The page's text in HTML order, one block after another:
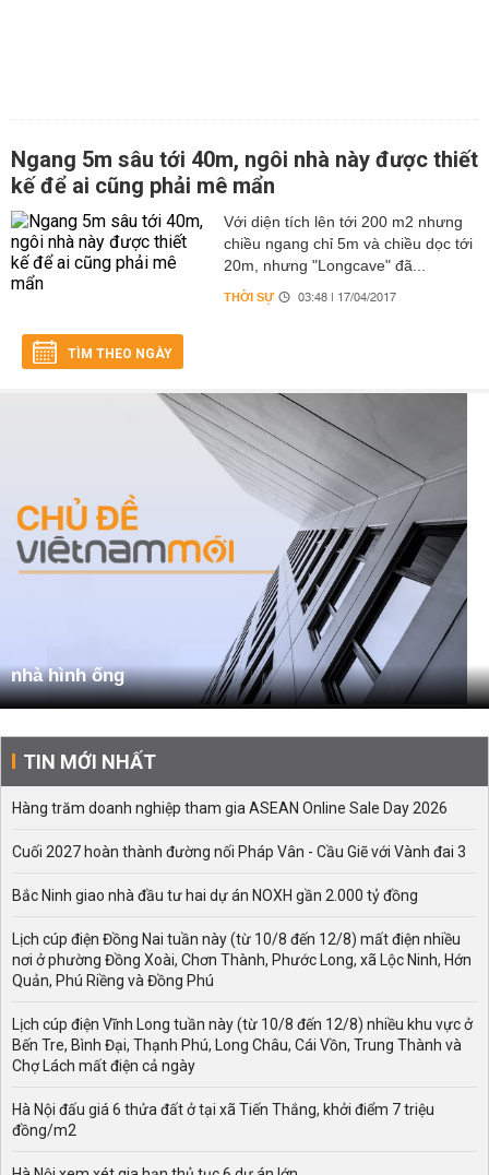
Ngang 5m sâu tới 40m, ngôi nhà này được thiết
kế để ai cũng phải mê mẩn
Với diện tích lên tới 200 m2 nhưng
chiều ngang chỉ 5m và chiều dọc tới
20m, nhưng "Longcave" đã...
THỜI SỰ 03:48 | 17/04/2017
TÌM THEO NGÀY
nhà hình ống
TIN MỚI NHẤT
Hàng trăm doanh nghiệp tham gia ASEAN Online Sale Day 2026
Cuối 2027 hoàn thành đường nối Pháp Vân - Cầu Giẽ với Vành đai 3
Bắc Ninh giao nhà đầu tư hai dự án NOXH gần 2.000 tỷ đồng
Lịch cúp điện Đồng Nai tuần này (từ 10/8 đến 12/8) mất điện nhiều
nơi ở phường Đồng Xoài, Chơn Thành, Phước Long, xã Lộc Ninh, Hớn
Quản, Phú Riềng và Đồng Phú
Lịch cúp điện Vĩnh Long tuần này (từ 10/8 đến 12/8) nhiều khu vực ở
Bến Tre, Bình Đại, Thạnh Phú, Long Châu, Cái Vồn, Trung Thành và
Chợ Lách mất điện cả ngày
Hà Nội đấu giá 6 thửa đất ở tại xã Tiến Thắng, khởi điểm 7 triệu
đồng/m2